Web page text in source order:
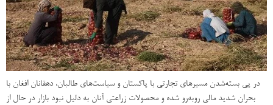
در پی بسته‌شدن مسیرهای تجارتی با پاکستان و سیاست‌های طالبان، دهقانان افغان با
بحران شدید مالی روبه‌رو شده و محصولات زراعتی آنان به دلیل نبود بازار در حال از